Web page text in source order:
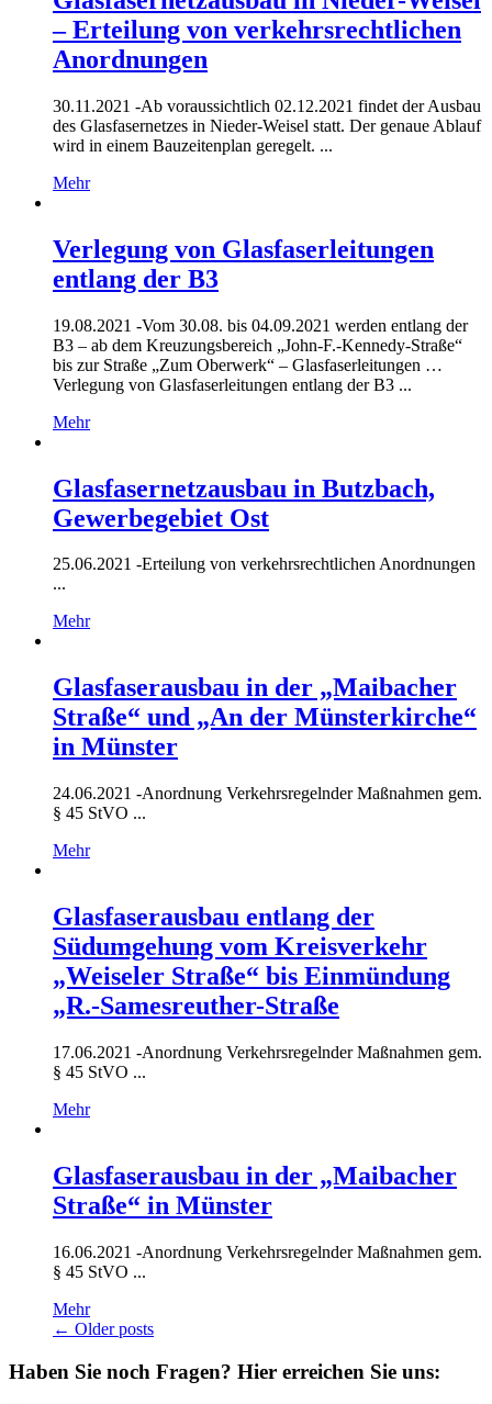
– Erteilung von verkehrsrechtlichen
Anordnungen
30.11.2021 -Ab voraussichtlich 02.12.2021 findet der Ausbau
des Glasfasernetzes in Nieder-Weisel statt. Der genaue Ablauf
wird in einem Bauzeitenplan geregelt. ...
Mehr
Verlegung von Glasfaserleitungen
entlang der B3
19.08.2021 -Vom 30.08. bis 04.09.2021 werden entlang der
B3 – ab dem Kreuzungsbereich „John-F.-Kennedy-Straße“
bis zur Straße „Zum Oberwerk“ – Glasfaserleitungen …
Verlegung von Glasfaserleitungen entlang der B3 ...
Mehr
Glasfasernetzausbau in Butzbach,
Gewerbegebiet Ost
25.06.2021 -Erteilung von verkehrsrechtlichen Anordnungen
...
Mehr
Glasfaserausbau in der „Maibacher
Straße“ und „An der Münsterkirche“
in Münster
24.06.2021 -Anordnung Verkehrsregelnder Maßnahmen gem.
§ 45 StVO ...
Mehr
Glasfaserausbau entlang der
Südumgehung vom Kreisverkehr
„Weiseler Straße“ bis Einmündung
„R.-Samesreuther-Straße
17.06.2021 -Anordnung Verkehrsregelnder Maßnahmen gem.
§ 45 StVO ...
Mehr
Glasfaserausbau in der „Maibacher
Straße“ in Münster
16.06.2021 -Anordnung Verkehrsregelnder Maßnahmen gem.
§ 45 StVO ...
Mehr
Posts
navigation
← Older posts
Haben Sie noch Fragen? Hier erreichen Sie uns: